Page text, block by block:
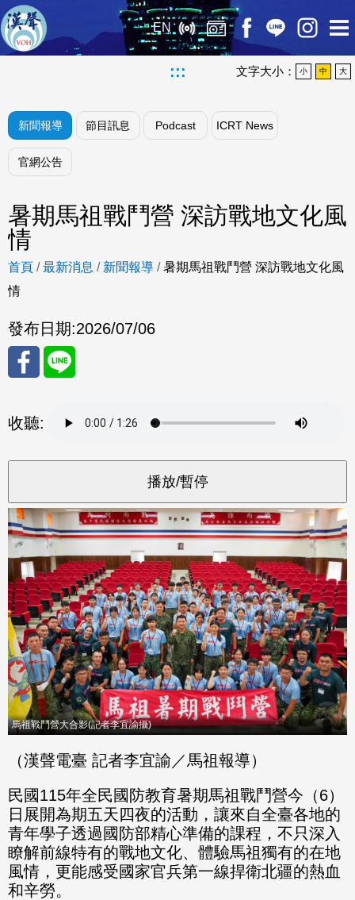
EN
::: 文字大小： 小 中 大
新聞報導 節目訊息 Podcast ICRT News
官網公告
暑期馬祖戰鬥營 深訪戰地文化風
情
首頁 /最新消息 / 新聞報導 /暑期馬祖戰鬥營 深訪戰地文化風
情
發布日期:2026/07/06
至
Fac
eBo
ok
收聽:
馬祖戰鬥營大合影(記者李宜諭攝)
（漢聲電臺 記者李宜諭／馬祖報導）
民國115年全民國防教育暑期馬祖戰鬥營今（6）
日展開為期五天四夜的活動，讓來自全臺各地的
青年學子透過國防部精心準備的課程，不只深入
瞭解前線特有的戰地文化、體驗馬祖獨有的在地
風情，更能感受國家官兵第一線捍衛北疆的熱血
和辛勞。